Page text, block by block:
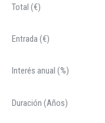
Total (€)
Entrada (€)
Interés anual (%)
Duración (Años)